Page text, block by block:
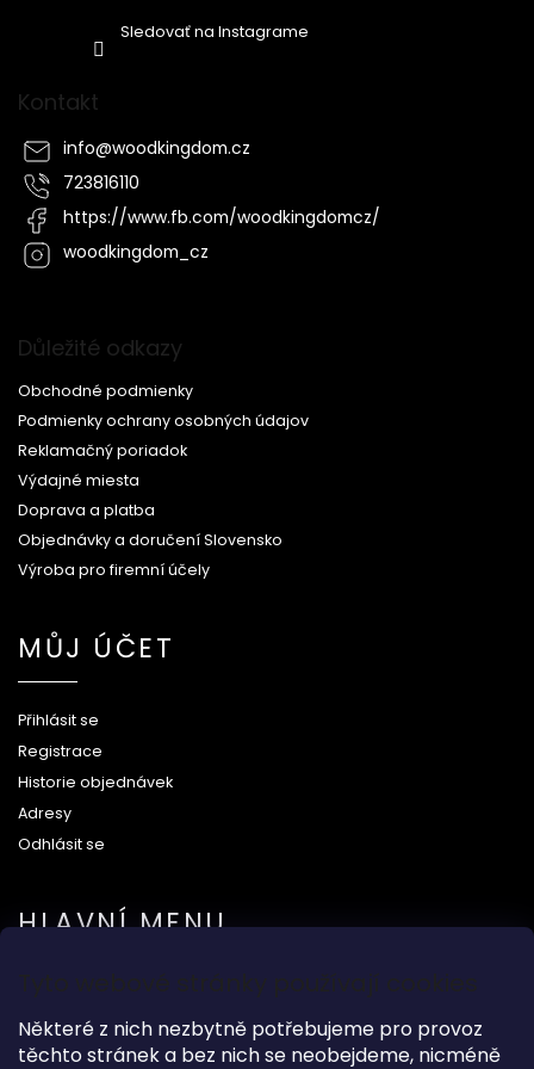
Tyto webové stránky používají cookies
Některé z nich nezbytně potřebujeme pro provoz
těchto stránek a bez nich se neobejdeme, nicméně
Sledovať na Instagrame
Kontakt
info@woodkingdom.cz
723816110
https://www.fb.com/woodkingdomcz/
woodkingdom_cz
Důležité odkazy
Obchodné podmienky
Podmienky ochrany osobných údajov
Reklamačný poriadok
Výdajné miesta
Doprava a platba
Objednávky a doručení Slovensko
Výroba pro firemní účely
MŮJ ÚČET
Přihlásit se
Registrace
Historie objednávek
Adresy
Odhlásit se
HLAVNÍ MENU
Na svatbu
Dárkové předměty
Módní doplňky